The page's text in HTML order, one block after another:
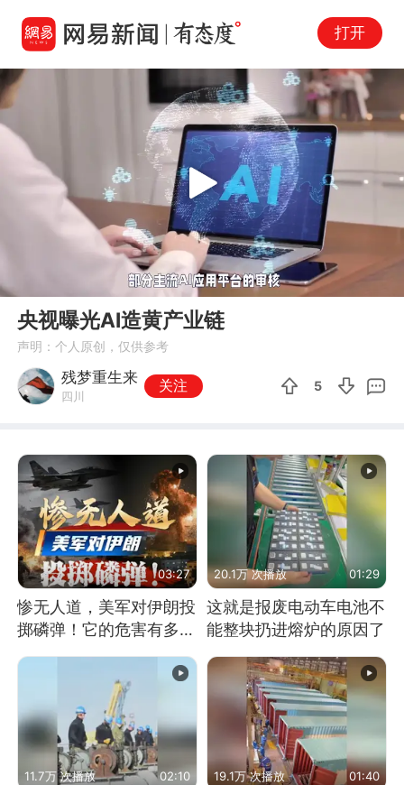
打开
01:17
Play
央视曝光AI造黄产业链
声明：个人原创，仅供参考
残梦重生来
四川
关注 5
03:27
惨无人道，美军对伊朗投
掷磷弹！它的危害有多
20.1万 次播放 01:29
这就是报废电动车电池不
能整块扔进熔炉的原因了
11.7万 次播放 02:10 19.1万 次播放 01:40